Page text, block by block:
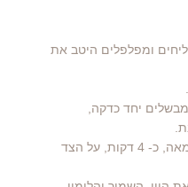
ומפלפלים היטב את
יחד כדקה,
4. מטגנים את נתחי הסלמון בחמאה, כ- 4 דקות, על הצד